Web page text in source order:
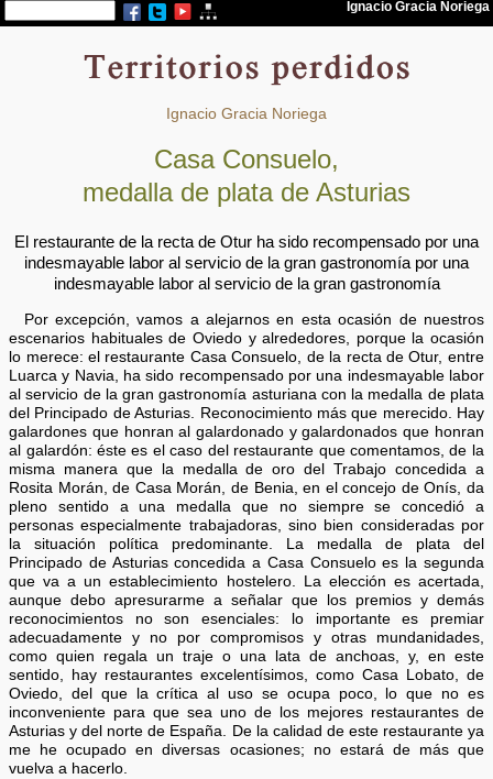
Ignacio Gracia Noriega
Casa Consuelo,
medalla de plata de Asturias
El restaurante de la recta de Otur ha sido recompensado por una
indesmayable labor al servicio de la gran gastronomía por una
indesmayable labor al servicio de la gran gastronomía
Por excepción, vamos a alejarnos en esta ocasión de nuestros
escenarios habituales de Oviedo y alrededores, porque la ocasión
lo merece: el restaurante Casa Consuelo, de la recta de Otur, entre
Luarca y Navia, ha sido recompensado por una indesmayable labor
al servicio de la gran gastronomía asturiana con la medalla de plata
del Principado de Asturias. Reconocimiento más que merecido. Hay
galardones que honran al galardonado y galardonados que honran
al galardón: éste es el caso del restaurante que comentamos, de la
misma manera que la medalla de oro del Trabajo concedida a
Rosita Morán, de Casa Morán, de Benia, en el concejo de Onís, da
pleno sentido a una medalla que no siempre se concedió a
personas especialmente trabajadoras, sino bien consideradas por
la situación política predominante. La medalla de plata del
Principado de Asturias concedida a Casa Consuelo es la segunda
que va a un establecimiento hostelero. La elección es acertada,
aunque debo apresurarme a señalar que los premios y demás
reconocimientos no son esenciales: lo importante es premiar
adecuadamente y no por compromisos y otras mundanidades,
como quien regala un traje o una lata de anchoas, y, en este
sentido, hay restaurantes excelentísimos, como Casa Lobato, de
Oviedo, del que la crítica al uso se ocupa poco, lo que no es
inconveniente para que sea uno de los mejores restaurantes de
Asturias y del norte de España. De la calidad de este restaurante ya
me he ocupado en diversas ocasiones; no estará de más que
vuelva a hacerlo.